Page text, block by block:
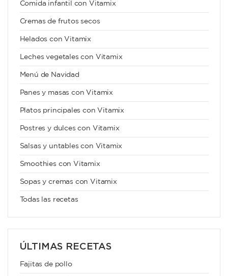
Comida infantil con Vitamix
Cremas de frutos secos
Helados con Vitamix
Leches vegetales con Vitamix
Menú de Navidad
Panes y masas con Vitamix
Platos principales con Vitamix
Postres y dulces con Vitamix
Salsas y untables con Vitamix
Smoothies con Vitamix
Sopas y cremas con Vitamix
Todas las recetas
ÚLTIMAS RECETAS
Fajitas de pollo